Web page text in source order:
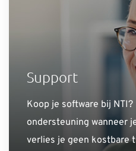
Support
Koop je software bij
ondersteuning wanneer
verlies je geen kostbare